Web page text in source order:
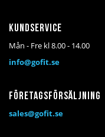
Kundservice
Mån - Fre kl 8.00 - 14.00
info@gofit.se
Företagsförsäljning
sales@gofit.se